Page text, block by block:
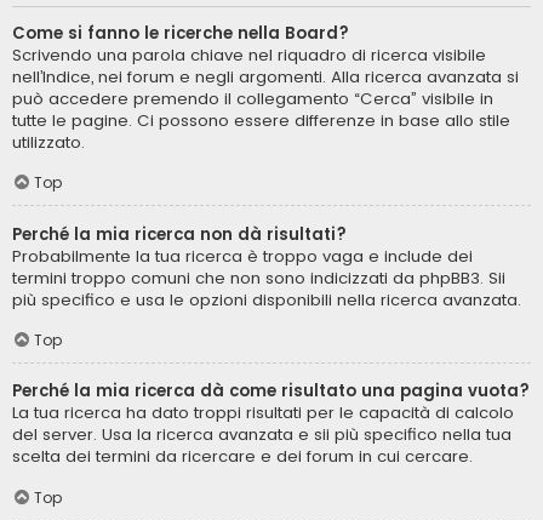
Come si fanno le ricerche nella Board?
Scrivendo una parola chiave nel riquadro di ricerca visibile
nell’Indice, nei forum e negli argomenti. Alla ricerca avanzata si
può accedere premendo il collegamento “Cerca” visibile in
tutte le pagine. Ci possono essere differenze in base allo stile
utilizzato.
Top
Perché la mia ricerca non dà risultati?
Probabilmente la tua ricerca è troppo vaga e include dei
termini troppo comuni che non sono indicizzati da phpBB3. Sii
più specifico e usa le opzioni disponibili nella ricerca avanzata.
Top
Perché la mia ricerca dà come risultato una pagina vuota?
La tua ricerca ha dato troppi risultati per le capacità di calcolo
del server. Usa la ricerca avanzata e sii più specifico nella tua
scelta dei termini da ricercare e dei forum in cui cercare.
Top